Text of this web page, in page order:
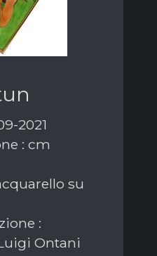
2021
: cm
su
:
Ontani